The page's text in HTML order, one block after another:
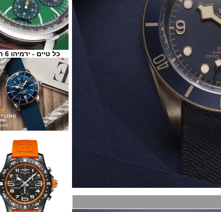
כל טיים - ירמיהו 6 ת"א